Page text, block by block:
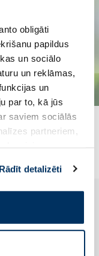
obligāti
papildus
un sociālo
un reklāmas,
un
par to, kā jūs
saviem sociālās
partneriem,
sīkdatņu
Rādīt detalizēti